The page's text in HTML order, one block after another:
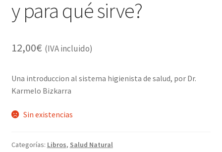
y para qué sirve?
12,00€ (IVA incluido)
Una introduccion al sistema higienista de salud, por Dr.
Karmelo Bizkarra
Sin existencias
Categorías: Libros, Salud Natural